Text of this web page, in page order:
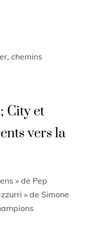
City et
vers la
» de Pep
» de Simone